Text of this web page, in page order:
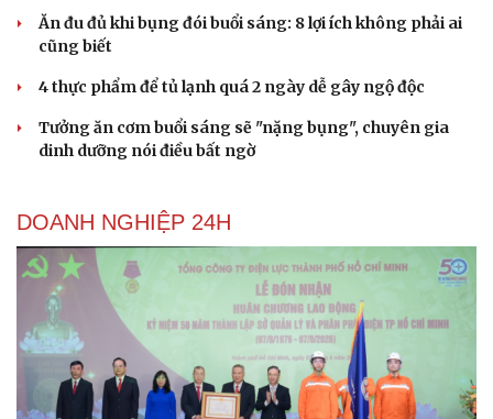
Du lịch
check-in
Kể chuyện cho bé
Hạt giống tâm hồn
Ăn đu đủ khi bụng đói buổi sáng: 8 lợi ích không phải ai
cũng biết
4 thực phẩm để tủ lạnh quá 2 ngày dễ gây ngộ độc
Tưởng ăn cơm buổi sáng sẽ "nặng bụng", chuyên gia
dinh dưỡng nói điều bất ngờ
DOANH NGHIỆP 24H